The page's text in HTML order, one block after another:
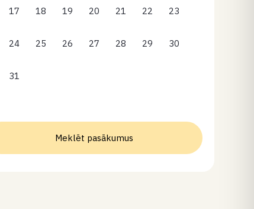
17 18 19 20 21 22 23
24 25 26 27 28 29 30
31
Meklēt pasākumus